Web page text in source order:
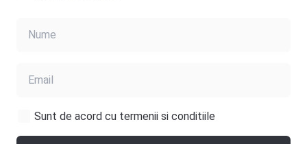
Sunt de acord cu termenii si conditiile